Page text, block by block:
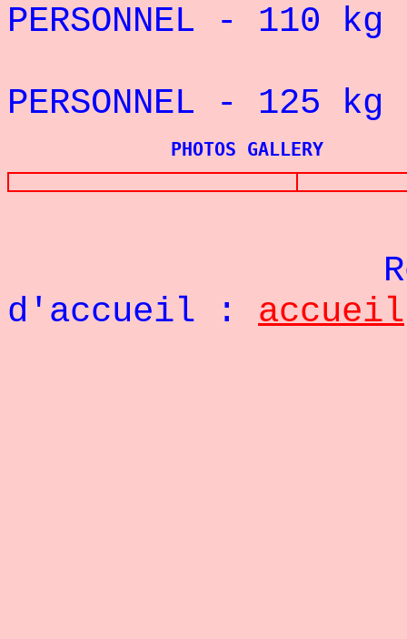
PERSONNEL - 110
PERSONNEL - 125
PHOTOS GALLERY
d'accueil : accueil